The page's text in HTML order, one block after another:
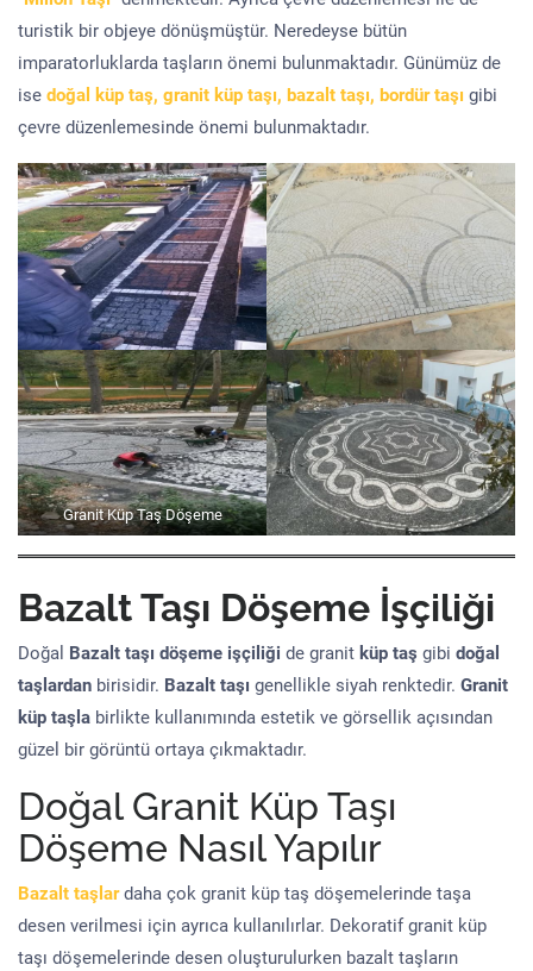
turistik bir objeye dönüşmüştür. Neredeyse bütün
imparatorluklarda taşların önemi bulunmaktadır. Günümüz de
ise doğal küp taş, granit küp taşı, bazalt taşı, bordür taşı gibi
çevre düzenlemesinde önemi bulunmaktadır.
Granit Küp Taş Döşeme
Bazalt Taşı Döşeme İşçiliği
Doğal Bazalt taşı döşeme işçiliği de granit küp taş gibi doğal
taşlardan birisidir. Bazalt taşı genellikle siyah renktedir. Granit
küp taşla birlikte kullanımında estetik ve görsellik açısından
güzel bir görüntü ortaya çıkmaktadır.
Doğal Granit Küp Taşı
Döşeme Nasıl Yapılır
Bazalt taşlardaha çok granit küp taş döşemelerinde taşa
desen verilmesi için ayrıca kullanılırlar. Dekoratif granit küp
taşı döşemelerinde desen oluşturulurken bazalt taşların